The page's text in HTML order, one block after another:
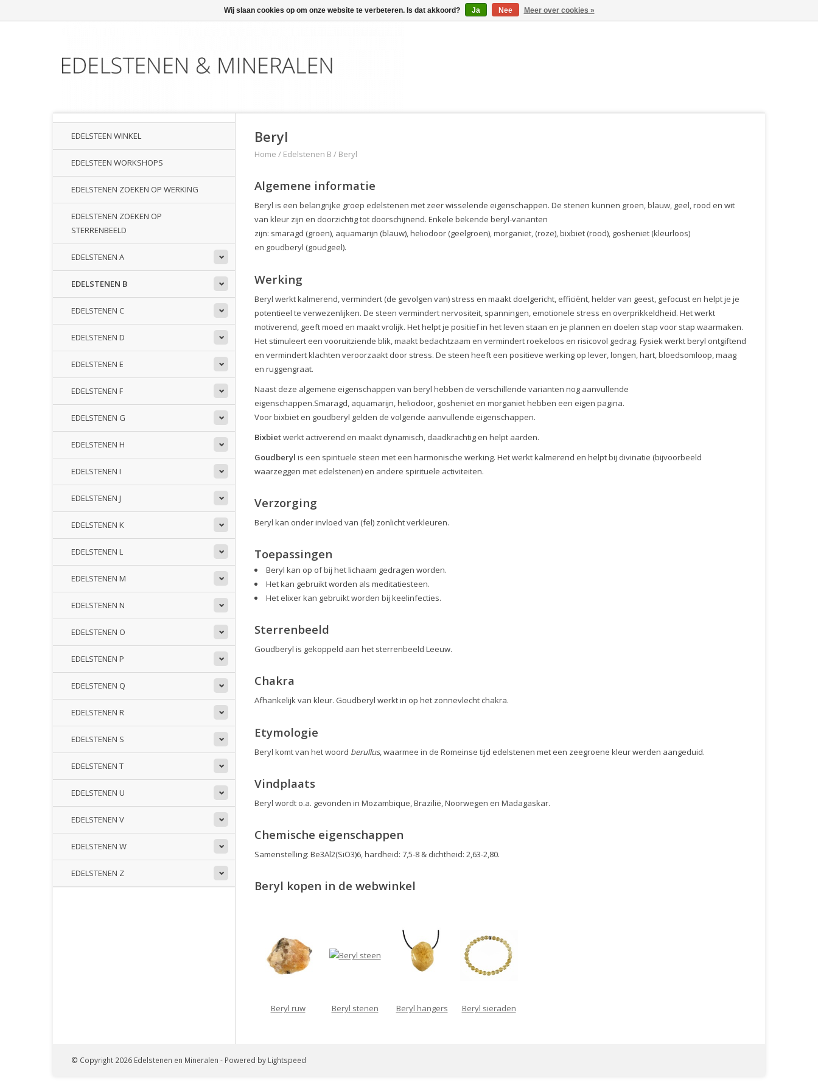
EDELSTEEN WINKEL
EDELSTEEN WORKSHOPS
EDELSTENEN ZOEKEN OP WERKING
EDELSTENEN ZOEKEN OP
STERRENBEELD
EDELSTENEN A
EDELSTENEN B
EDELSTENEN C
EDELSTENEN D
EDELSTENEN E
EDELSTENEN F
EDELSTENEN G
EDELSTENEN H
EDELSTENEN I
EDELSTENEN J
EDELSTENEN K
EDELSTENEN L
EDELSTENEN M
EDELSTENEN N
EDELSTENEN O
EDELSTENEN P
EDELSTENEN Q
EDELSTENEN R
EDELSTENEN S
EDELSTENEN T
EDELSTENEN U
EDELSTENEN V
EDELSTENEN W
EDELSTENEN Z
Beryl
Home / Edelstenen B / Beryl
Algemene informatie
Beryl is een belangrijke groep edelstenen met zeer wisselende eigenschappen. De stenen kunnen groen, blauw, geel, rood en wit
van kleur zijn en doorzichtig tot doorschijnend. Enkele bekende beryl-varianten
zijn: smaragd (groen), aquamarijn (blauw), heliodoor (geelgroen), morganiet, (roze), bixbiet (rood), gosheniet (kleurloos)
en goudberyl (goudgeel).
Werking
Beryl werkt kalmerend, vermindert (de gevolgen van) stress en maakt doelgericht, efficiënt, helder van geest, gefocust en helpt je je
potentieel te verwezenlijken. De steen vermindert nervositeit, spanningen, emotionele stress en overprikkeldheid. Het werkt
motiverend, geeft moed en maakt vrolijk. Het helpt je positief in het leven staan en je plannen en doelen stap voor stap waarmaken.
Het stimuleert een vooruitziende blik, maakt bedachtzaam en vermindert roekeloos en risicovol gedrag. Fysiek werkt beryl ontgiftend
en vermindert klachten veroorzaakt door stress. De steen heeft een positieve werking op lever, longen, hart, bloedsomloop, maag
en ruggengraat.
Naast deze algemene eigenschappen van beryl hebben de verschillende varianten nog aanvullende
eigenschappen.Smaragd, aquamarijn, heliodoor, gosheniet en morganiet hebben een eigen pagina.
Voor bixbiet en goudberyl gelden de volgende aanvullende eigenschappen.
Bixbietwerkt activerend en maakt dynamisch, daadkrachtig en helpt aarden.
Goudberyl is een spirituele steen met een harmonische werking. Het werkt kalmerend en helpt bij divinatie (bijvoorbeeld
waarzeggen met edelstenen) en andere spirituele activiteiten.
Verzorging
Beryl kan onder invloed van (fel) zonlicht verkleuren.
Toepassingen
Beryl kan op of bij het lichaam gedragen worden.
Het kan gebruikt worden als meditatiesteen.
Het elixer kan gebruikt worden bij keelinfecties.
Sterrenbeeld
Goudberyl is gekoppeld aan het sterrenbeeld Leeuw.
Chakra
Afhankelijk van kleur. Goudberyl werkt in op het zonnevlecht chakra.
Etymologie
Beryl komt van het woord berullus, waarmee in de Romeinse tijd edelstenen met een zeegroene kleur werden aangeduid.
Vindplaats
Beryl wordt o.a. gevonden in Mozambique, Brazilië, Noorwegen en Madagaskar.
Chemische eigenschappen
Samenstelling: Be3Al2(SiO3)6, hardheid: 7,5-8 & dichtheid: 2,63-2,80.
Beryl kopen in de webwinkel
Beryl ruw Beryl stenen Beryl hangers Beryl sieraden
© Copyright 2026 Edelstenen en Mineralen - Powered by Lightspeed
Wij slaan cookies op om onze website te verbeteren. Is dat akkoord? Ja Nee Meer over cookies »